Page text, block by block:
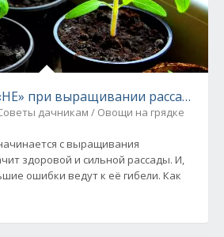
при выращивании рассады
дачникам / Овощи на грядке
с выращивания
здоровой и сильной рассады. И,
ошибки ведут к её гибели. Как